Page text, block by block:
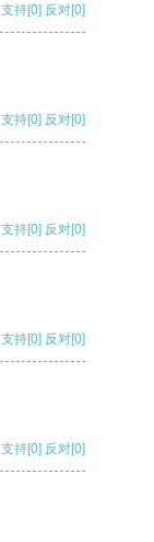
支持[0] 反对[0]
支持[0] 反对[0]
支持[0] 反对[0]
支持[0] 反对[0]
支持[0] 反对[0]